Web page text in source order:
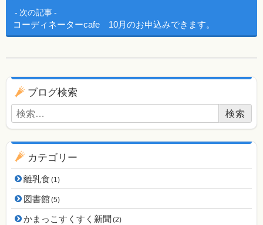
次の記事
コーディネーターcafe 10月のお申込みできます。
ブログ用ナビゲーション
ブログ検索
検索:
カテゴリー
離乳食 (1)
図書館(5)
かまっこすくすく新聞 (2)